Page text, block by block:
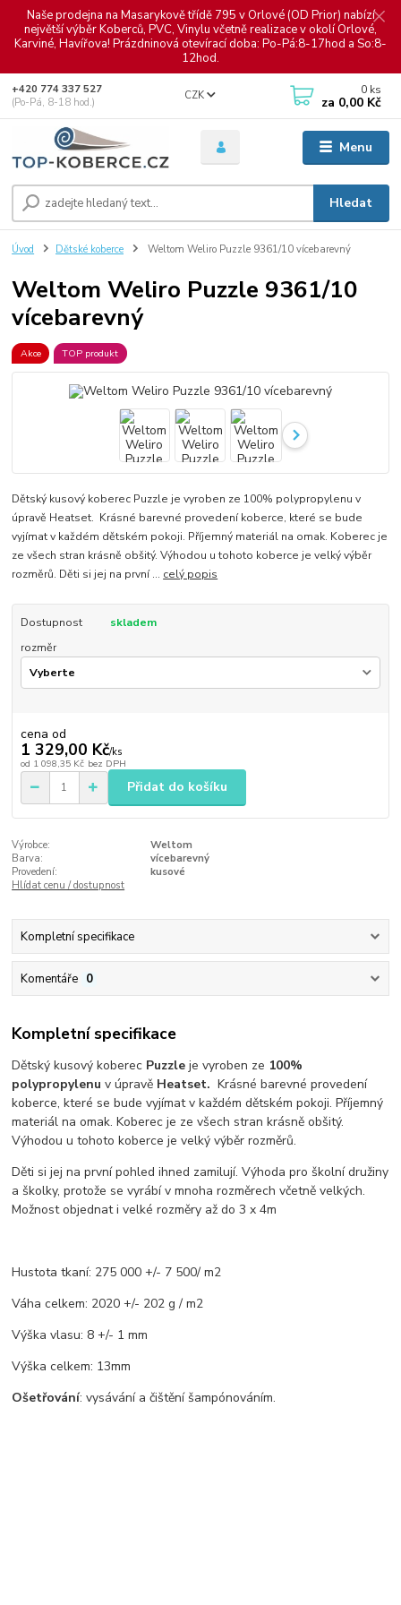
Naše prodejna na Masarykově třídě 795 v Orlové (OD Prior) nabízí
největší výběr Koberců, PVC, Vinylu včetně realizace v okolí Orlové,
Karviné, Havířova! Prázdninová otevírací doba: Po-Pá:8-17hod a So:8-
12hod.
Menu
CZK
Hledat
+420 774 337 527
(Po-Pá, 8-18 hod.)
0 ks
za 0,00 Kč
Úvod Dětské koberce Weltom Weliro Puzzle 9361/10 vícebarevný
Weltom Weliro Puzzle 9361/10
vícebarevný
Akce TOP produkt
Dětský kusový koberec Puzzle je vyroben ze 100% polypropylenu v
úpravě Heatset. Krásné barevné provedení koberce, které se bude
vyjímat v každém dětském pokoji. Příjemný materiál na omak. Koberec je
ze všech stran krásně obšitý. Výhodou u tohoto koberce je velký výběr
rozměrů. Děti si jej na první ... celý popis
Dostupnost
skladem
rozměr
cena od
1 329,00 Kč/ks
od 1 098,35 Kč bez DPH
Přidat do košíku
Výrobce:
Weltom
Barva:
vícebarevný
Provedení:
kusové
Hlídat cenu / dostupnost
Kompletní specifikace
Komentáře 0
Kompletní specifikace
Dětský kusový koberec Puzzle je vyroben ze 100%
polypropylenu v úpravě Heatset. Krásné barevné provedení
koberce, které se bude vyjímat v každém dětském pokoji. Příjemný
materiál na omak. Koberec je ze všech stran krásně obšitý.
Výhodou u tohoto koberce je velký výběr rozměrů.
Děti si jej na první pohled ihned zamilují. Výhoda pro školní družiny
a školky, protože se vyrábí v mnoha rozměrech včetně velkých.
Možnost objednat i velké rozměry až do 3 x 4m
Hustota tkaní: 275 000 +/- 7 500/ m2
Váha celkem: 2020 +/- 202 g / m2
Výška vlasu: 8 +/- 1 mm
Výška celkem: 13mm
Ošetřování: vysávání a čištění šampónováním.